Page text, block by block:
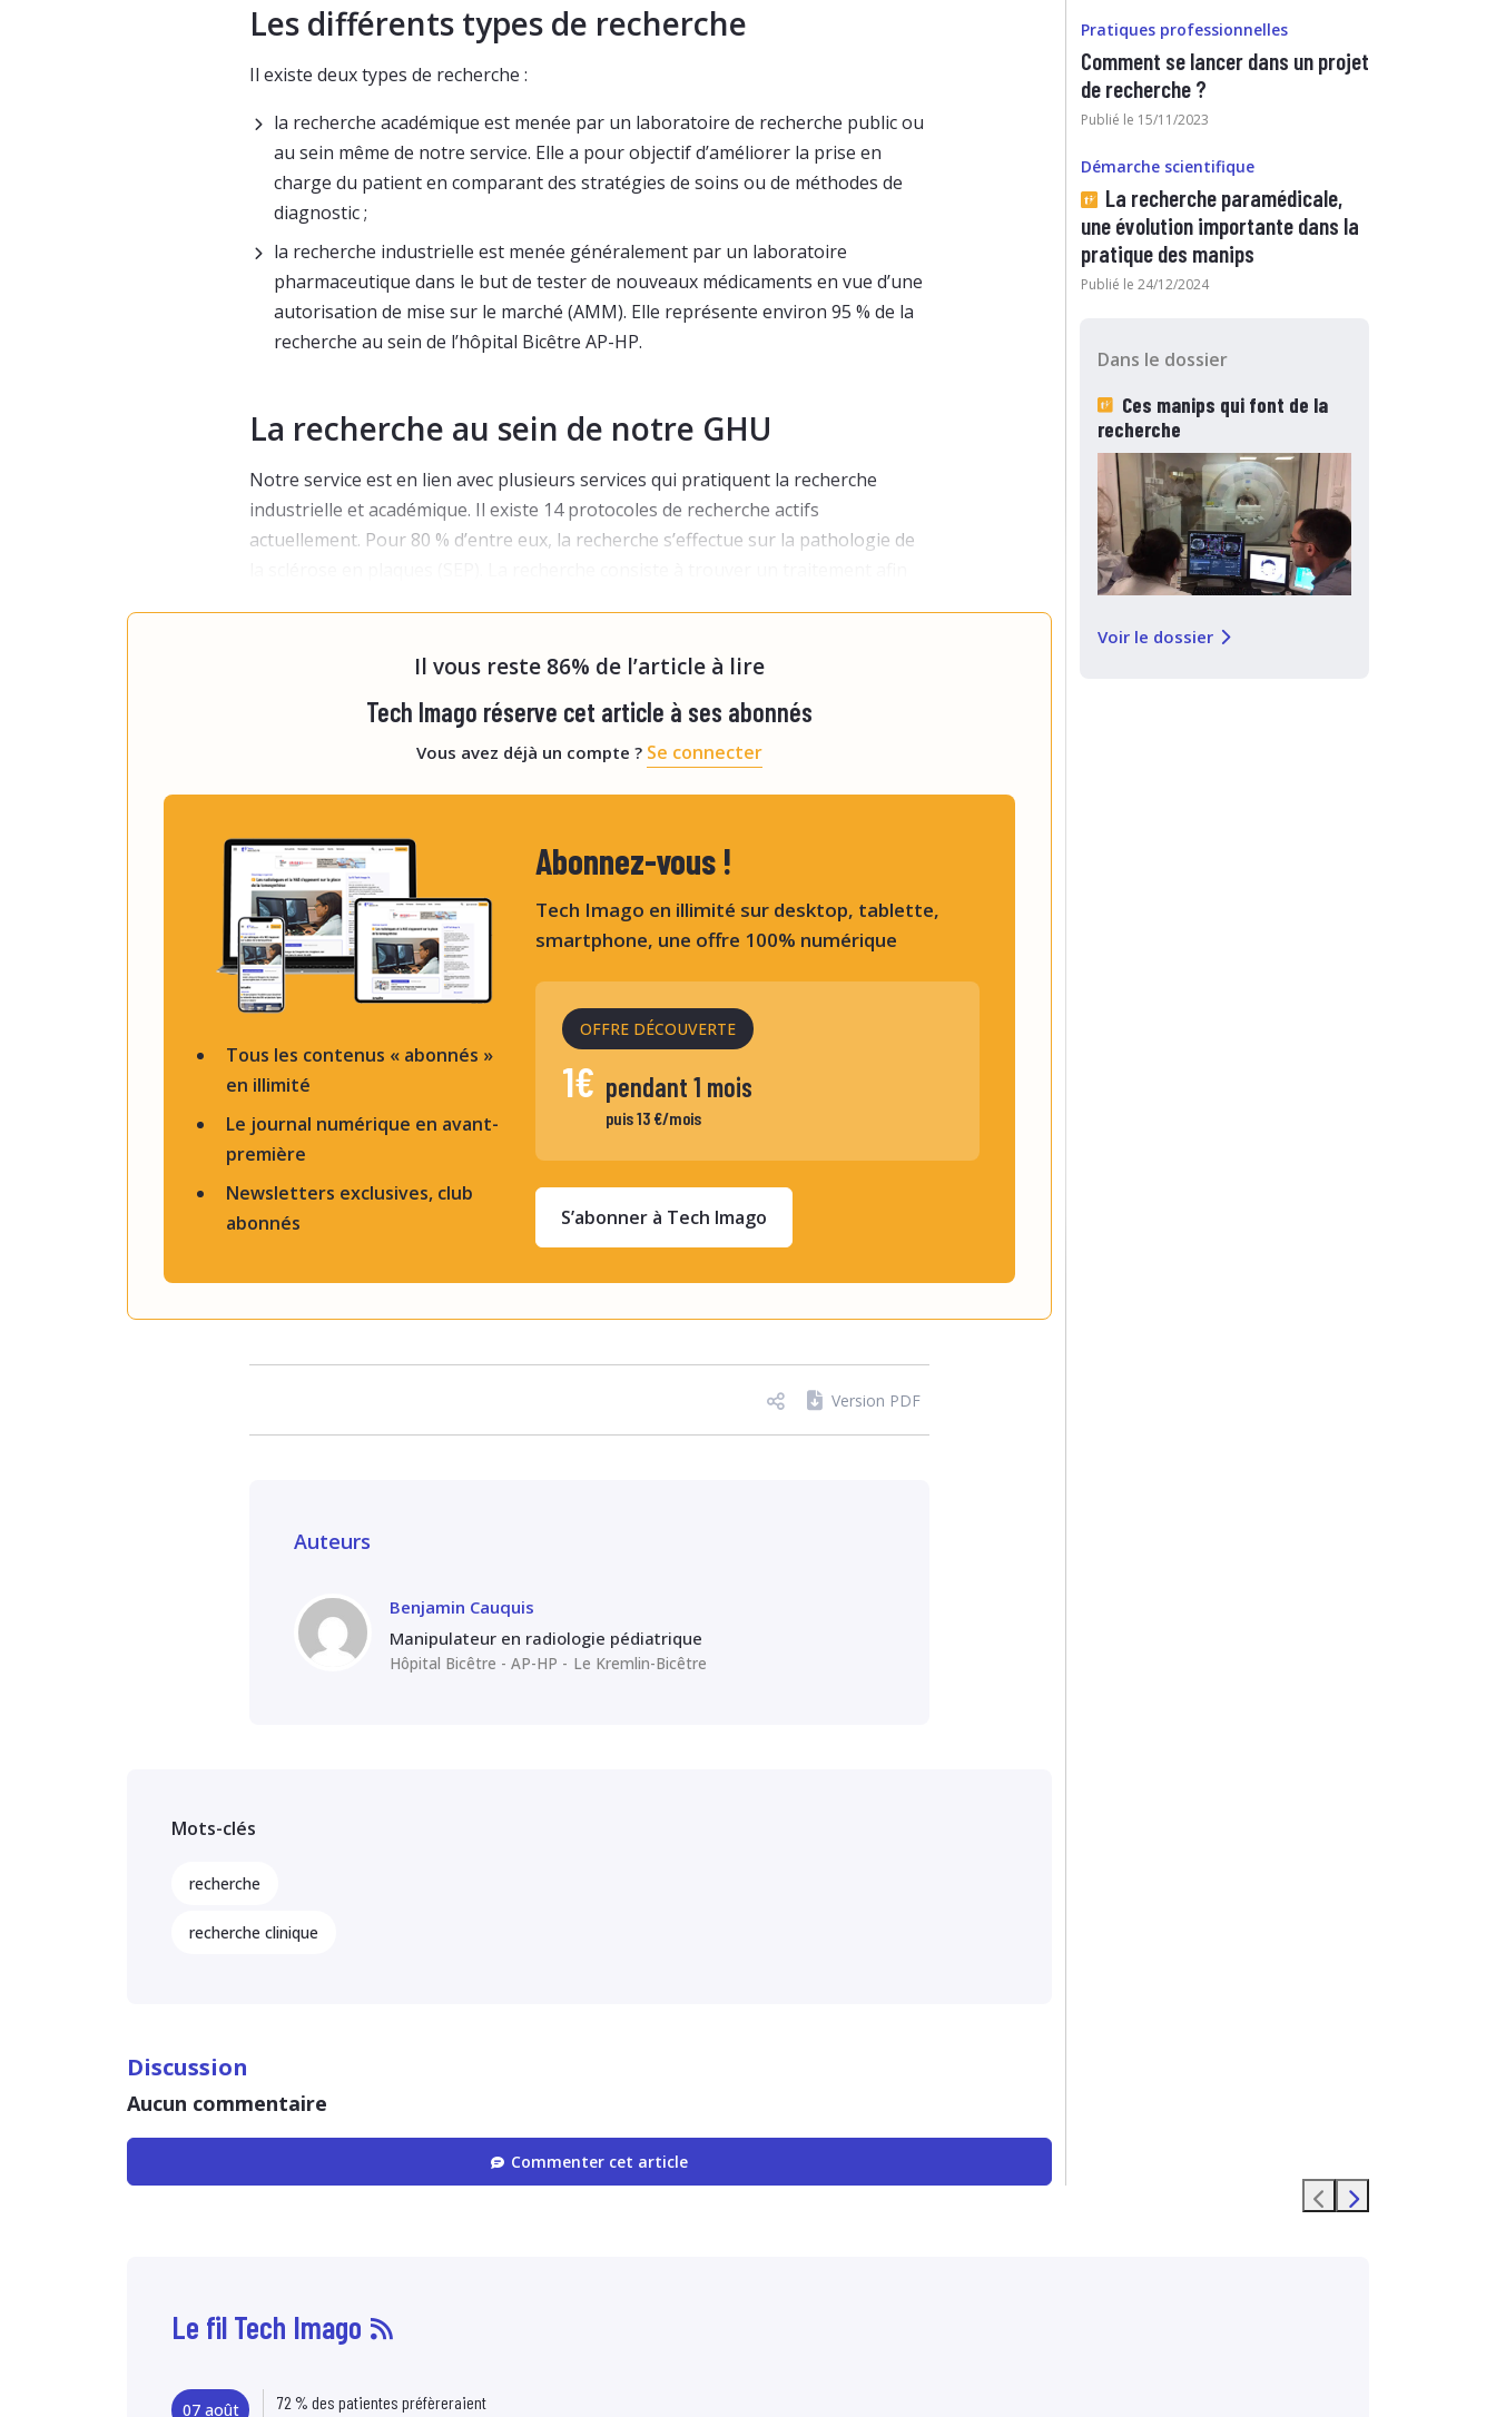
Les différents types de recherche
Il existe deux types de recherche :
la recherche académique est menée par un laboratoire de recherche public ou
au sein même de notre service. Elle a pour objectif d’améliorer la prise en
charge du patient en comparant des stratégies de soins ou de méthodes de
diagnostic ;
la recherche industrielle est menée généralement par un laboratoire
pharmaceutique dans le but de tester de nouveaux médicaments en vue d’une
autorisation de mise sur le marché (AMM). Elle représente environ 95 % de la
recherche au sein de l’hôpital Bicêtre AP-HP.
La recherche au sein de notre GHU
Notre service est en lien avec plusieurs services qui pratiquent la recherche
industrielle et académique. Il existe 14 protocoles de recherche actifs
actuellement. Pour 80 % d’entre eux, la recherche s’effectue sur la pathologie de
Il vous reste 86% de l’article à lire
Tech Imago réserve cet article à ses abonnés
Vous avez déjà un compte ? Se connecter
Tous les contenus « abonnés »
en illimité
Le journal numérique en avant-
première
Newsletters exclusives, club
abonnés
Abonnez-vous !
Tech Imago en illimité sur desktop, tablette,
smartphone, une offre 100% numérique
OFFRE DÉCOUVERTE
1€ pendant 1 mois
puis 13 €/mois
S’abonner à Tech Imago
Version PDF
Auteurs
Benjamin Cauquis
Manipulateur en radiologie pédiatrique
Hôpital Bicêtre - AP-HP Le Kremlin-Bicêtre
Mots-clés
recherche
recherche clinique
Discussion
Aucun commentaire
Commenter cet article
Pratiques professionnelles
Comment se lancer dans un projet
de recherche ?
Publié le 15/11/2023
Démarche scientifique
La recherche paramédicale,
une évolution importante dans la
pratique des manips
Publié le 24/12/2024
Dans le dossier
Ces manips qui font de la
recherche
Voir le dossier
Le fil Tech Imago
07 août 72 % des patientes préfèreraient